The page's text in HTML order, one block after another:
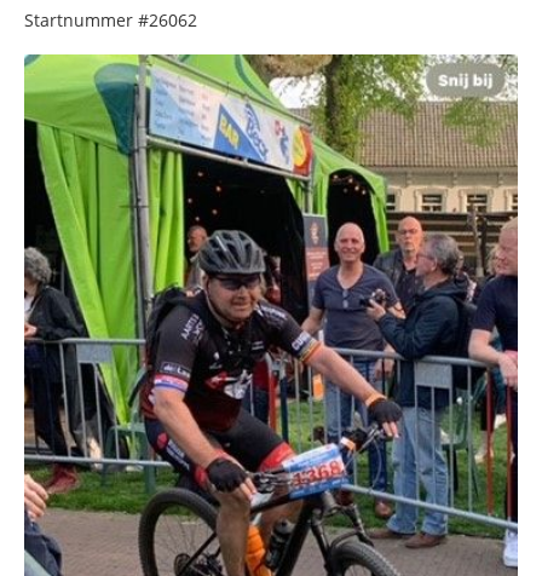
Startnummer #26062